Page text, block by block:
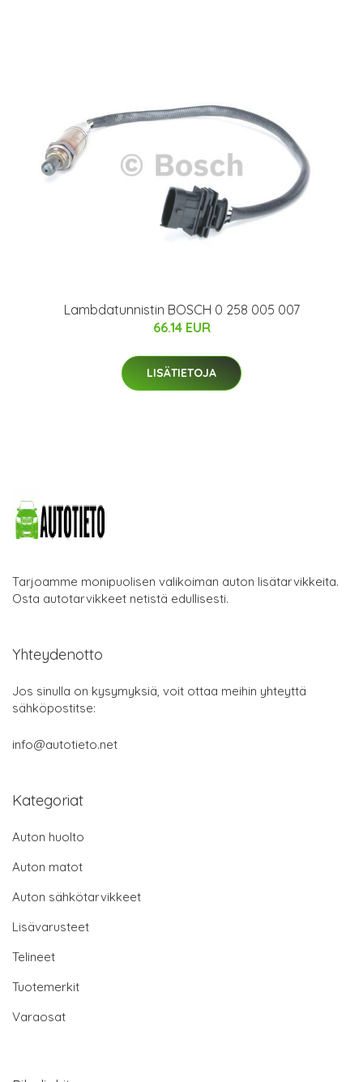
Lambdatunnistin BOSCH 0 258 005 007
66.14 EUR
LISÄTIETOJA
Tarjoamme monipuolisen valikoiman auton lisätarvikkeita.
Osta autotarvikkeet netistä edullisesti.
Yhteydenotto
Jos sinulla on kysymyksiä, voit ottaa meihin yhteyttä
sähköpostitse:
info@autotieto.net
Kategoriat
Auton huolto
Auton matot
Auton sähkötarvikkeet
Lisävarusteet
Telineet
Tuotemerkit
Varaosat